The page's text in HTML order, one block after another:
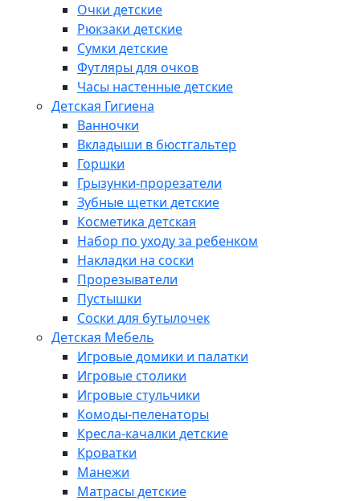
Очки детские
Рюкзаки детские
Сумки детские
Футляры для очков
Часы настенные детские
Детская Гигиена
Ванночки
Вкладыши в бюстгальтер
Горшки
Грызунки-прорезатели
Зубные щетки детские
Косметика детская
Набор по уходу за ребенком
Накладки на соски
Прорезыватели
Пустышки
Соски для бутылочек
Детская Мебель
Игровые домики и палатки
Игровые столики
Игровые стульчики
Комоды-пеленаторы
Кресла-качалки детские
Кроватки
Манежи
Матрасы детские